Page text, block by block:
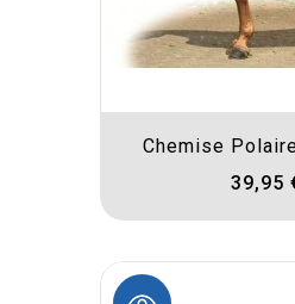
Chemise
39,95